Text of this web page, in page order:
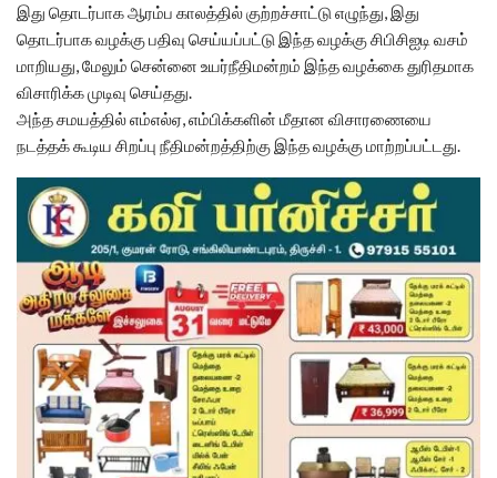
இது தொடர்பாக ஆரம்ப காலத்தில் குற்றச்சாட்டு எழுந்து, இது
தொடர்பாக வழக்கு பதிவு செய்யப்பட்டு இந்த வழக்கு சிபிசிஐடி வசம்
மாறியது, மேலும் சென்னை உயர்நீதிமன்றம் இந்த வழக்கை துரிதமாக
விசாரிக்க முடிவு செய்தது.
அந்த சமயத்தில் எம்எல்ஏ, எம்பிக்களின் மீதான விசாரணையை
நடத்தக் கூடிய சிறப்பு நீதிமன்றத்திற்கு இந்த வழக்கு மாற்றப்பட்டது.